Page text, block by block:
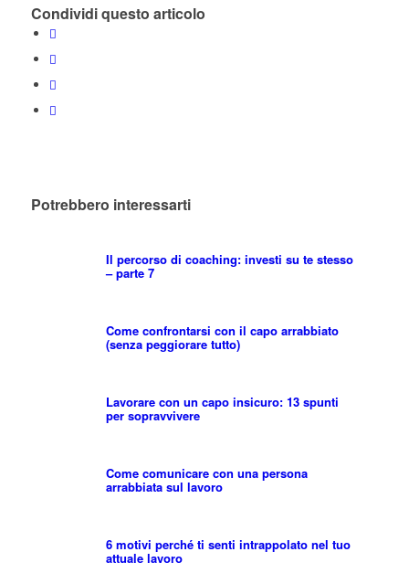
Condividi questo articolo
Potrebbero interessarti
Il percorso di coaching: investi su te stesso
– parte 7
Come confrontarsi con il capo arrabbiato
(senza peggiorare tutto)
Lavorare con un capo insicuro: 13 spunti
per sopravvivere
Come comunicare con una persona
arrabbiata sul lavoro
6 motivi perché ti senti intrappolato nel tuo
attuale lavoro